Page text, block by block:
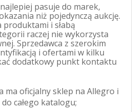
pasuje do marek,
niż pojedynczą aukcję.
produktami i słabą
raczej nie wykorzysta
Sprzedawca z szerokim
i ofertami w kilku
dodatkowy punkt kontaktu
ma oficjalny sklep na Allegro i
całego katalogu;